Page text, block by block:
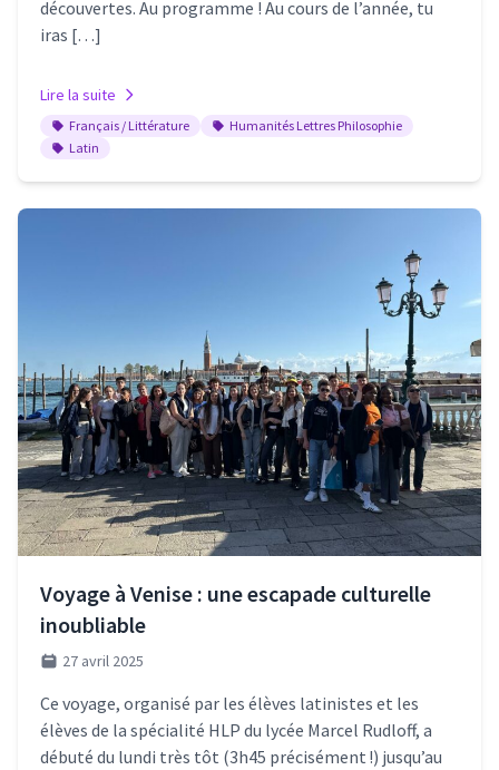
découvertes. Au programme ! Au cours de l’année, tu
iras […]
Lire la suite
Français / Littérature
Humanités Lettres Philosophie
Latin
Voyage à Venise : une escapade culturelle
inoubliable
27 avril 2025
Ce voyage, organisé par les élèves latinistes et les
élèves de la spécialité HLP du lycée Marcel Rudloff, a
débuté du lundi très tôt (3h45 précisément !) jusqu’au